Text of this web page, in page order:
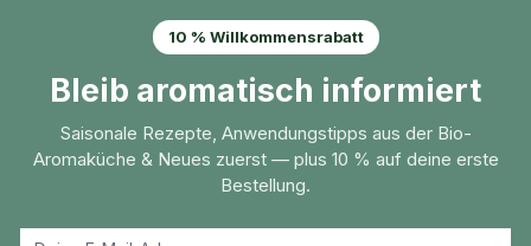
10 % Willkommensrabatt
Bleib aromatisch informiert
Saisonale Rezepte, Anwendungstipps aus der Bio-
Aromaküche & Neues zuerst — plus 10 % auf deine erste
Bestellung.